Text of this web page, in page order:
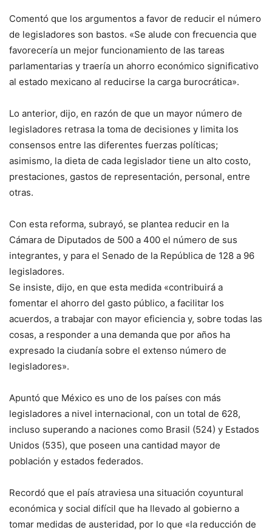
Comentó que los argumentos a favor de reducir el número
de legisladores son bastos. «Se alude con frecuencia que
favorecería un mejor funcionamiento de las tareas
parlamentarias y traería un ahorro económico significativo
al estado mexicano al reducirse la carga burocrática».
Lo anterior, dijo, en razón de que un mayor número de
legisladores retrasa la toma de decisiones y limita los
consensos entre las diferentes fuerzas políticas;
asimismo, la dieta de cada legislador tiene un alto costo,
prestaciones, gastos de representación, personal, entre
otras.
Con esta reforma, subrayó, se plantea reducir en la
Cámara de Diputados de 500 a 400 el número de sus
integrantes, y para el Senado de la República de 128 a 96
legisladores.
Se insiste, dijo, en que esta medida «contribuirá a
fomentar el ahorro del gasto público, a facilitar los
acuerdos, a trabajar con mayor eficiencia y, sobre todas las
cosas, a responder a una demanda que por años ha
expresado la ciudanía sobre el extenso número de
legisladores».
Apuntó que México es uno de los países con más
legisladores a nivel internacional, con un total de 628,
incluso superando a naciones como Brasil (524) y Estados
Unidos (535), que poseen una cantidad mayor de
población y estados federados.
Recordó que el país atraviesa una situación coyuntural
económica y social difícil que ha llevado al gobierno a
tomar medidas de austeridad, por lo que «la reducción de